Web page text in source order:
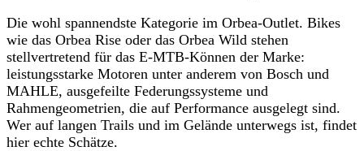
Die wohl spannendste Kategorie im Orbea-Outlet. Bikes
wie das Orbea Rise oder das Orbea Wild stehen
stellvertretend für das E-MTB-Können der Marke:
leistungsstarke Motoren unter anderem von Bosch und
MAHLE, ausgefeilte Federungssysteme und
Rahmengeometrien, die auf Performance ausgelegt sind.
Wer auf langen Trails und im Gelände unterwegs ist, findet
hier echte Schätze.